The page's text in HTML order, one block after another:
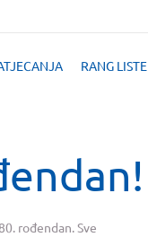
RANG LISTE
rođendan. Sve